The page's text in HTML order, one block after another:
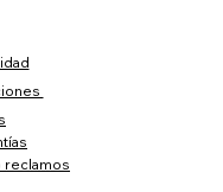
reclamos